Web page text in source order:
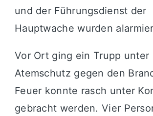
und der Führungsdienst der
Hauptwache wurden
Vor Ort ging ein Trupp unter
Atemschutz gegen den
Feuer konnte rasch unter
gebracht werden. Vier